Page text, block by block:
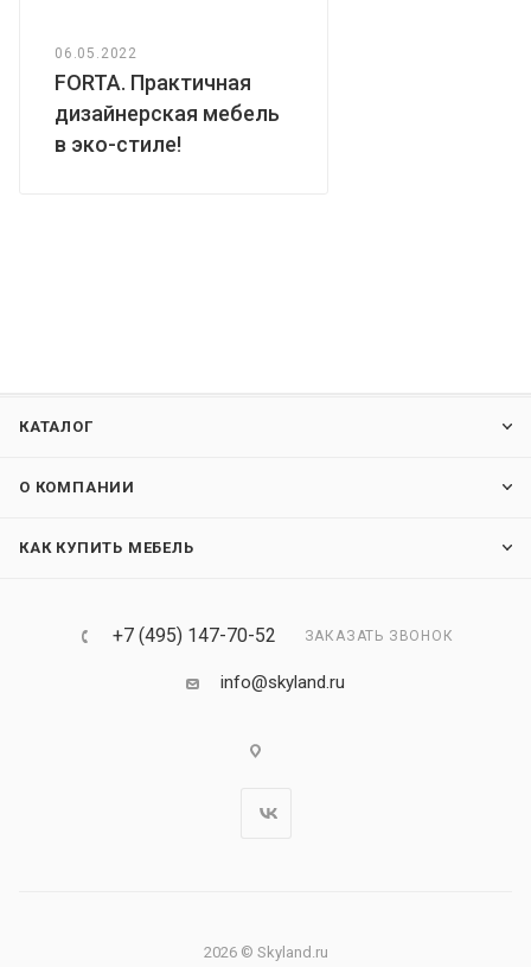
06.05.2022
FORTA. Практичная
дизайнерская мебель
в эко-стиле!
КАТАЛОГ
О КОМПАНИИ
КАК КУПИТЬ МЕБЕЛЬ
+7 (495) 147-70-52 ЗАКАЗАТЬ ЗВОНОК
info@skyland.ru
2026 © Skyland.ru